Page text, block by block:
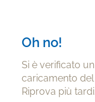
Oh no!
Si è verificato
caricamento
Riprova più tardi.